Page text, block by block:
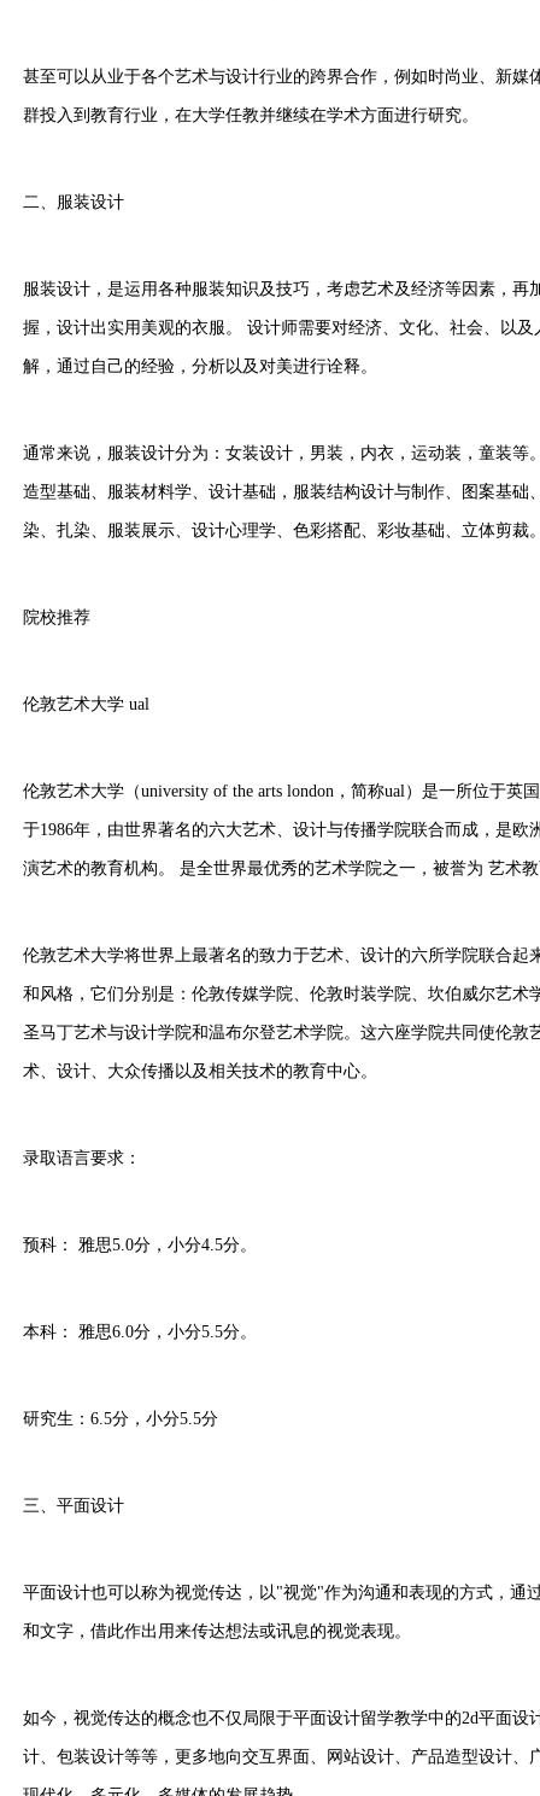
甚至可以从业于各个艺术与设计行业的跨界合作，例如时尚业、新媒
群投入到教育行业，在大学任教并继续在学术方面进行研究。
二、服装设计
服装设计，是运用各种服装知识及技巧，考虑艺术及经济等因素，再
握，设计出实用美观的衣服。 设计师需要对经济、文化、社会、以
解，通过自己的经验，分析以及对美进行诠释。
通常来说，服装设计分为：女装设计，男装，内衣，运动装，童装等
造型基础、服装材料学、设计基础，服装结构设计与制作、图案基础
染、扎染、服装展示、设计心理学、色彩搭配、彩妆基础、立体剪裁
院校推荐
伦敦艺术大学 ual
伦敦艺术大学（university of the arts london，简称ual）是一所位于英
于1986年，由世界著名的六大艺术、设计与传播学院联合而成，是欧
演艺术的教育机构。 是全世界最优秀的艺术学院之一，被誉为 艺术
伦敦艺术大学将世界上最著名的致力于艺术、设计的六所学院联合起
和风格，它们分别是：伦敦传媒学院、伦敦时装学院、坎伯威尔艺术
圣马丁艺术与设计学院和温布尔登艺术学院。这六座学院共同使伦敦
术、设计、大众传播以及相关技术的教育中心。
录取语言要求：
预科： 雅思5.0分，小分4.5分。
本科： 雅思6.0分，小分5.5分。
研究生：6.5分，小分5.5分
三、平面设计
平面设计也可以称为视觉传达，以"视觉"作为沟通和表现的方式，通
和文字，借此作出用来传达想法或讯息的视觉表现。
如今，视觉传达的概念也不仅局限于平面设计留学教学中的2d平面设
计、包装设计等等，更多地向交互界面、网站设计、产品造型设计、